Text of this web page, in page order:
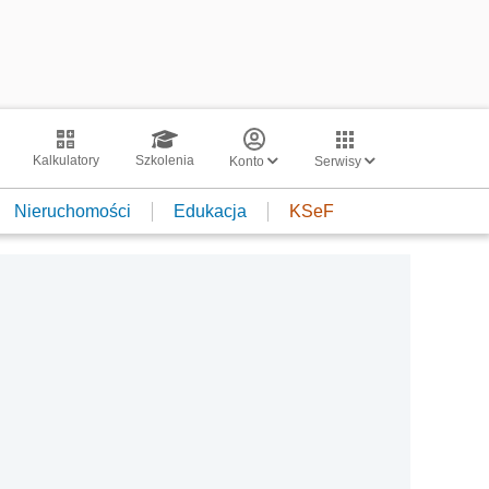
Kalkulatory Szkolenia Konto Serwisy
Nieruchomości Edukacja KSeF